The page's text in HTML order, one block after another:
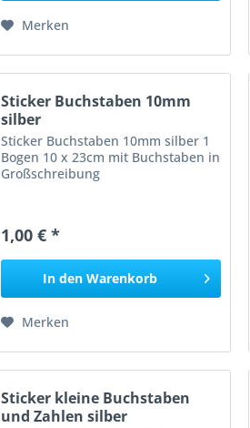
Merken
Sticker Buchstaben 10mm
silber
Sticker Buchstaben 10mm silber 1
Bogen 10 x 23cm mit Buchstaben in
Großschreibung
1,00 € *
In den Warenkorb
Merken
Sticker kleine Buchstaben
und Zahlen silber